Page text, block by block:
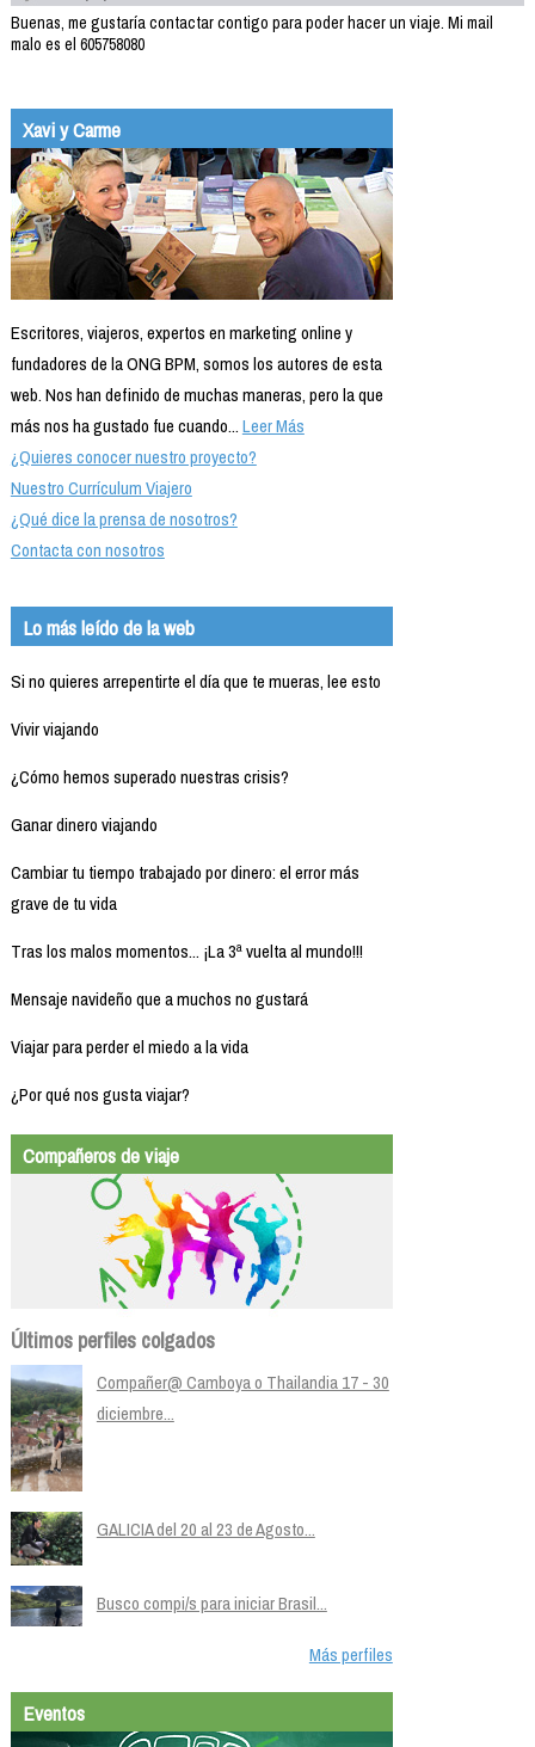
Buenas, me gustaría contactar contigo para poder hacer un viaje. Mi mail
malo es el 605758080
Xavi y Carme
Escritores, viajeros, expertos en marketing online y
fundadores de la ONG BPM, somos los autores de esta
web. Nos han definido de muchas maneras, pero la que
más nos ha gustado fue cuando...Leer Más
¿Quieres conocer nuestro proyecto?
Nuestro Currículum Viajero
¿Qué dice la prensa de nosotros?
Contacta con nosotros
Lo más leído de la web
Si no quieres arrepentirte el día que te mueras, lee esto
Vivir viajando
¿Cómo hemos superado nuestras crisis?
Ganar dinero viajando
Cambiar tu tiempo trabajado por dinero: el error más
grave de tu vida
Tras los malos momentos... ¡La 3ª vuelta al mundo!!!
Mensaje navideño que a muchos no gustará
Viajar para perder el miedo a la vida
¿Por qué nos gusta viajar?
Compañeros de viaje
Últimos perfiles colgados
Compañer@ Camboya o Thailandia 17 - 30
diciembre...
GALICIA del 20 al 23 de Agosto...
Busco compi/s para iniciar Brasil...
Más perfiles
Eventos